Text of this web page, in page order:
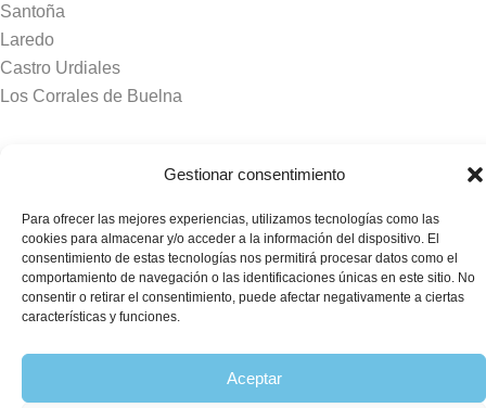
Gestionar consentimiento
Para ofrecer las mejores experiencias, utilizamos tecnologías como las
cookies para almacenar y/o acceder a la información del dispositivo. El
consentimiento de estas tecnologías nos permitirá procesar datos como el
comportamiento de navegación o las identificaciones únicas en este sitio. No
consentir o retirar el consentimiento, puede afectar negativamente a ciertas
características y funciones.
Aceptar
Santoña
Laredo
Castro Urdiales
Los Corrales de Buelna
Sierrallana
Real Valle de Cayón
Laredo
Puente Viesgo